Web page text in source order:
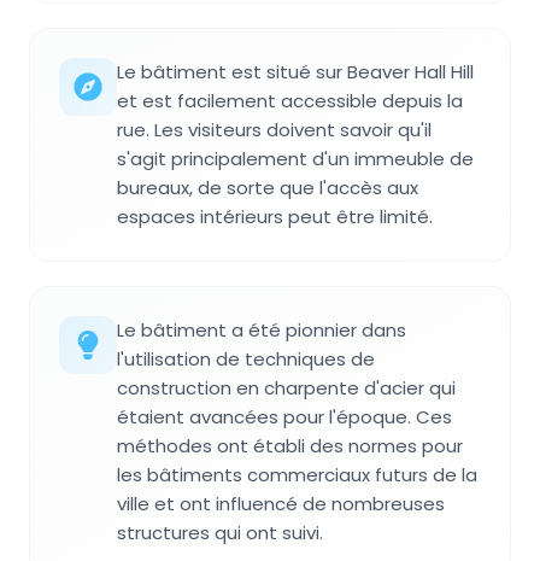
Le bâtiment est situé sur Beaver Hall Hill
et est facilement accessible depuis la
rue. Les visiteurs doivent savoir qu'il
s'agit principalement d'un immeuble de
bureaux, de sorte que l'accès aux
espaces intérieurs peut être limité.
Le bâtiment a été pionnier dans
l'utilisation de techniques de
construction en charpente d'acier qui
étaient avancées pour l'époque. Ces
méthodes ont établi des normes pour
les bâtiments commerciaux futurs de la
ville et ont influencé de nombreuses
structures qui ont suivi.